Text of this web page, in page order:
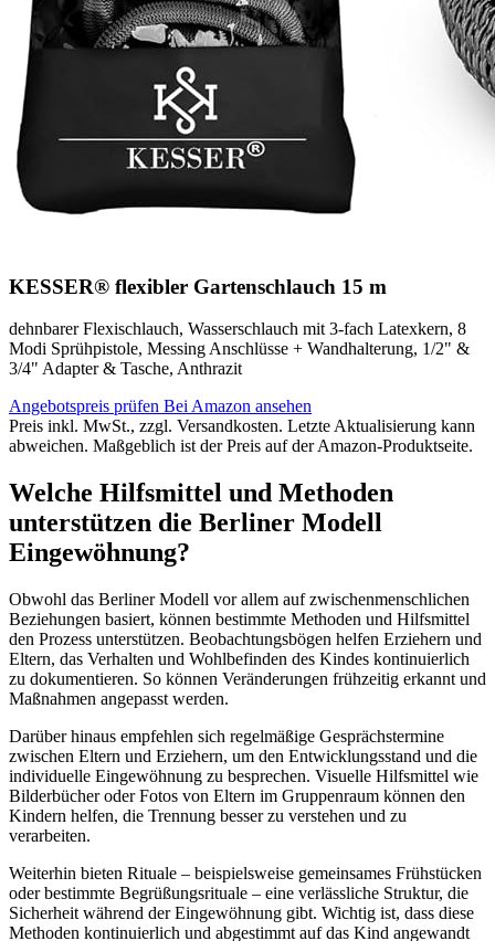
KESSER® flexibler Gartenschlauch 15 m
dehnbarer Flexischlauch, Wasserschlauch mit 3-fach Latexkern, 8
Modi Sprühpistole, Messing Anschlüsse + Wandhalterung, 1/2" &
3/4" Adapter & Tasche, Anthrazit
Angebotspreis prüfen Bei Amazon ansehen
Preis inkl. MwSt., zzgl. Versandkosten. Letzte Aktualisierung kann
abweichen. Maßgeblich ist der Preis auf der Amazon-Produktseite.
Welche Hilfsmittel und Methoden
unterstützen die Berliner Modell
Eingewöhnung?
Obwohl das Berliner Modell vor allem auf zwischenmenschlichen
Beziehungen basiert, können bestimmte Methoden und Hilfsmittel
den Prozess unterstützen. Beobachtungsbögen helfen Erziehern und
Eltern, das Verhalten und Wohlbefinden des Kindes kontinuierlich
zu dokumentieren. So können Veränderungen frühzeitig erkannt und
Maßnahmen angepasst werden.
Darüber hinaus empfehlen sich regelmäßige Gesprächstermine
zwischen Eltern und Erziehern, um den Entwicklungsstand und die
individuelle Eingewöhnung zu besprechen. Visuelle Hilfsmittel wie
Bilderbücher oder Fotos von Eltern im Gruppenraum können den
Kindern helfen, die Trennung besser zu verstehen und zu
verarbeiten.
Weiterhin bieten Rituale – beispielsweise gemeinsames Frühstücken
oder bestimmte Begrüßungsrituale – eine verlässliche Struktur, die
Sicherheit während der Eingewöhnung gibt. Wichtig ist, dass diese
Methoden kontinuierlich und abgestimmt auf das Kind angewandt